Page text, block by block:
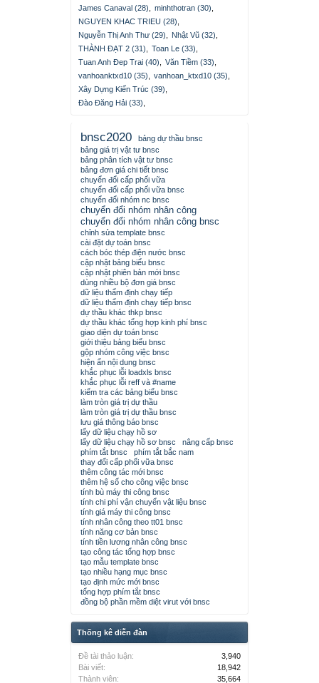
James Canaval (28)
minhthotran (30)
NGUYEN KHAC TRIEU (28)
Nguyễn Thị Anh Thư (29)
Nhật Vũ (32)
THÀNH ĐẠT 2 (31)
Toan Le (33)
Tuan Anh Đep Trai (40)
Văn Tiềm (33)
vanhoanktxd10 (35)
vanhoan_ktxd10 (35)
Xây Dựng Kiến Trúc (39)
Đào Đăng Hải (33)
bnsc2020
bảng dự thầu bnsc
bảng giá trị vật tư bnsc
bảng phân tích vật tư bnsc
bảng đơn giá chi tiết bnsc
chuyển đổi cấp phối vữa
chuyển đổi cấp phối vữa bnsc
chuyển đổi nhóm nc bnsc
chuyển đổi nhóm nhân công
chuyển đổi nhóm nhân công bnsc
chỉnh sửa template bnsc
cài đặt dự toán bnsc
cách bóc thép điện nước bnsc
cập nhật bảng biểu bnsc
cập nhật phiên bản mới bnsc
dùng nhiều bộ đơn giá bnsc
dữ liệu thẩm định chạy tiếp
dữ liệu thẩm định chạy tiếp bnsc
dự thầu khác thkp bnsc
dự thầu khác tổng hợp kinh phí bnsc
giao diện dự toán bnsc
giới thiệu bảng biểu bnsc
gộp nhóm công việc bnsc
hiện ẩn nội dung bnsc
khắc phục lỗi loadxls bnsc
khắc phục lỗi reff và #name
kiểm tra các bảng biểu bnsc
làm tròn giá trị dự thầu
làm tròn giá trị dự thầu bnsc
lưu giá thông báo bnsc
lấy dữ liệu chạy hồ sơ
lấy dữ liệu chạy hồ sơ bnsc
nâng cấp bnsc
phím tắt bnsc
phím tắt bắc nam
thay đổi cấp phối vữa bnsc
thêm công tác mới bnsc
thêm hệ số cho công việc bnsc
tính bù máy thi công bnsc
tính chi phí vận chuyển vật liệu bnsc
tính giá máy thi công bnsc
tính nhân công theo tt01 bnsc
tính năng cơ bản bnsc
tính tiền lương nhân công bnsc
tạo công tác tổng hợp bnsc
tạo mẫu template bnsc
tạo nhiều hạng mục bnsc
tạo định mức mới bnsc
tổng hợp phím tắt bnsc
đồng bộ phần mềm diệt virut với bnsc
Thống kê diễn đàn
Đề tài thảo luận:
3,940
Bài viết:
18,942
Thành viên:
35,664